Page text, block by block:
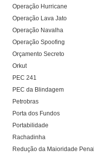
Operação Hurricane
Operação Lava Jato
Operação Navalha
Operação Spoofing
Orçamento Secreto
Orkut
PEC 241
PEC da Blindagem
Petrobras
Porta dos Fundos
Portabilidade
Rachadinha
Redução da Maioridade Penal